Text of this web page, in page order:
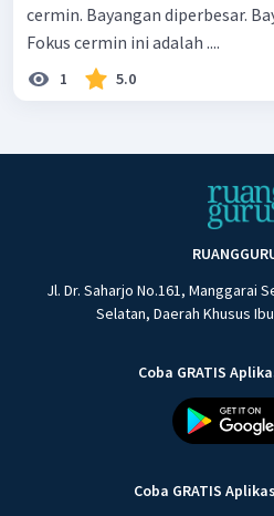
cermin. Bayangan diperbesar. Bayangan bersifat nyata
Fokus cermin ini adalah ....
1 5.0
Jl. Dr. Saharjo No.161, Manggarai
Selatan, Daerah Khusus
Coba GRATIS
Coba GRATIS